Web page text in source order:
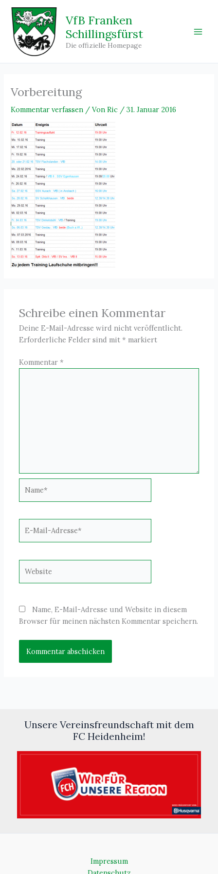
Zum
Inhalt
springen
VfB Franken
Schillingsfürst
Die offizielle Homepage
Vorbereitung
Kommentar verfassen / VonRic /31. Januar 2016
Schreibe einen Kommentar
Deine E-Mail-Adresse wird nicht veröffentlicht.
Erforderliche Felder sind mit* markiert
Kommentar*
Mail-
Name, E-Mail-Adresse und Website in diesem
Browser für meinen nächsten Kommentar speichern.
Unsere Vereinsfreundschaft mit dem
FC Heidenheim!
Impressum